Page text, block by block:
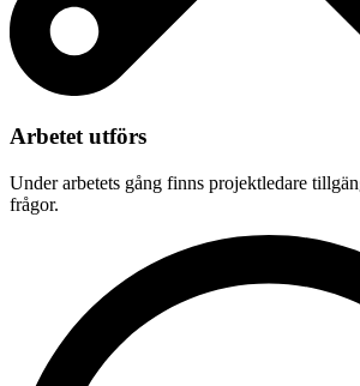
Arbetet utförs
Under arbetets gång finns projektledare
frågor.